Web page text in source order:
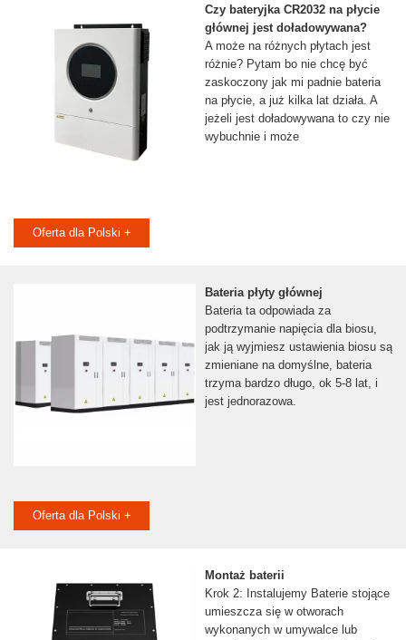
Czy bateryjka CR2032 na płycie
głównej jest doładowywana?
A może na różnych płytach jest
różnie? Pytam bo nie chcę być
zaskoczony jak mi padnie bateria
na płycie, a już kilka lat działa. A
jeżeli jest doładowywana to czy nie
wybuchnie i może
Oferta dla Polski +
Bateria płyty głównej
Bateria ta odpowiada za
podtrzymanie napięcia dla biosu,
jak ją wyjmiesz ustawienia biosu są
zmieniane na domyślne, bateria
trzyma bardzo długo, ok 5-8 lat, i
jest jednorazowa.
Oferta dla Polski +
Montaż baterii
Krok 2: Instalujemy Baterie stojące
umieszcza się w otworach
wykonanych w umywalce lub